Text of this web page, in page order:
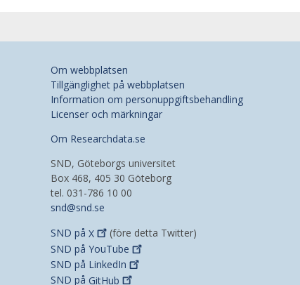
Om webbplatsen
Tillgänglighet på webbplatsen
Information om personuppgiftsbehandling
Licenser och märkningar
Om Researchdata.se
SND, Göteborgs universitet
Box 468, 405 30 Göteborg
tel. 031-786 10 00
snd@snd.se
SND på X
(före detta Twitter)
SND på YouTube
SND på LinkedIn
SND på GitHub